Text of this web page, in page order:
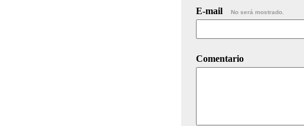
E-mail No será mostrado.
Comentario